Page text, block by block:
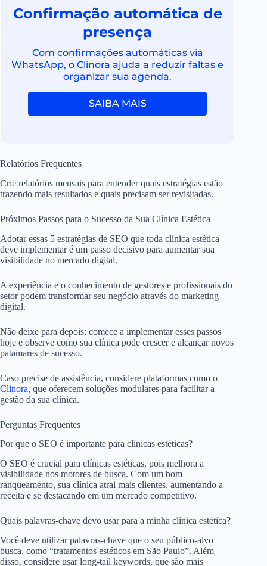
Confirmação automática de
presença
Com confirmações automáticas via
WhatsApp, o Clinora ajuda a reduzir faltas e
organizar sua agenda.
SAIBA MAIS
Relatórios Frequentes
Crie relatórios mensais para entender quais estratégias estão
trazendo mais resultados e quais precisam ser revisitadas.
Próximos Passos para o Sucesso da Sua Clínica Estética
Adotar essas 5 estratégias de SEO que toda clínica estética
deve implementar é um passo decisivo para aumentar sua
visibilidade no mercado digital.
A experiência e o conhecimento de gestores e profissionais do
setor podem transformar seu negócio através do marketing
digital.
Não deixe para depois: comece a implementar esses passos
hoje e observe como sua clínica pode crescer e alcançar novos
patamares de sucesso.
Caso precise de assistência, considere plataformas como o
Clinora, que oferecem soluções modulares para facilitar a
gestão da sua clínica.
Perguntas Frequentes
Por que o SEO é importante para clínicas estéticas?
O SEO é crucial para clínicas estéticas, pois melhora a
visibilidade nos motores de busca. Com um bom
ranqueamento, sua clínica atrai mais clientes, aumentando a
receita e se destacando em um mercado competitivo.
Quais palavras-chave devo usar para a minha clínica estética?
Você deve utilizar palavras-chave que o seu público-alvo
busca, como “tratamentos estéticos em São Paulo”. Além
disso, considere usar long-tail keywords, que são mais